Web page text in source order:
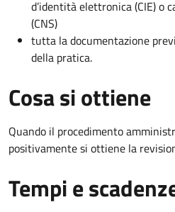
d’identità elettronica (CIE) o
(CNS)
tutta la documentazione
della pratica.
Cosa si ottiene
Quando il procedimento
positivamente si ottiene la
Tempi e